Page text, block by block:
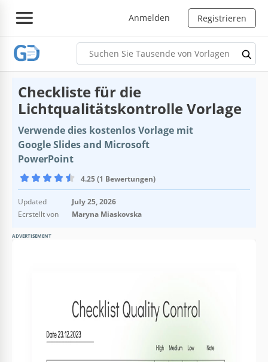
Anmelden Registrieren
Checkliste für die
Lichtqualitätskontrolle Vorlage
Verwende dies kostenlos Vorlage mit
Google Slides and Microsoft
PowerPoint
4.25 (1 Bewertungen)
Updated
July 25, 2026
Ecrstellt von
Maryna Miaskovska
ADVERTISEMENT